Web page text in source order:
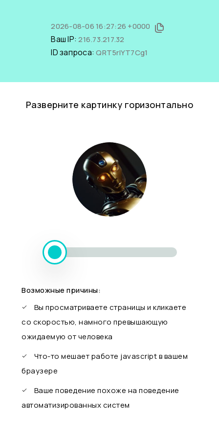
2026-08-06 16:27:26 +0000
Ваш IP:216.73.217.32
ID запроса:QRT5rlYT7Cg1
Разверните картинку горизонтально
Возможные причины:
Вы просматриваете страницы и кликаете
со скоростью, намного превышающую
ожидаемую от человека
Что-то мешает работе javascript в вашем
браузере
Ваше поведение похоже на поведение
автоматизированных систем